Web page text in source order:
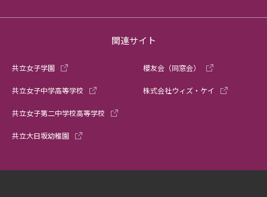
関連サイト
共立女子学園
共立女子中学高等学校
共立女子第二中学校高等学校
共立大日坂幼稚園
櫻友会（同窓会）
株式会社ウィズ・ケイ